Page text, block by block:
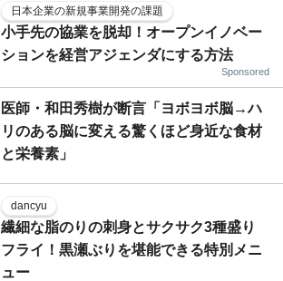
日本企業の新規事業開発の課題
小手先の協業を脱却！オープンイノベー
ションを経営アジェンダにする方法
Sponsored
医師・和田秀樹が断言「ヨボヨボ脳→ハ
リのある脳に変える驚くほど身近な食材
と栄養素」
dancyu
繊細な脂のりの刺身とサクサク3種盛り
フライ！黒瀬ぶりを堪能できる特別メニ
ュー